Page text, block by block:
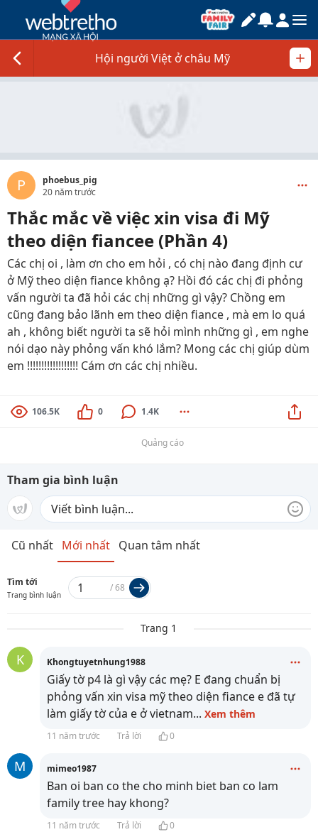
Hội người Việt ở châu Mỹ
P
phoebus_pig
20 năm trước
Thắc mắc về việc xin visa đi Mỹ
theo diện fiancee (Phần 4)
Các chị oi , làm ơn cho em hỏi , có chị nào đang định cư
ở Mỹ theo diện fiance không ạ? Hồi đó các chị đi phỏng
vấn người ta đã hỏi các chị những gì vậy? Chồng em
cũng đang bảo lãnh em theo diện fiance , mà em lo quá
ah , không biết người ta sẽ hỏi mình những gì , em nghe
nói dạo này phỏng vấn khó lắm? Mong các chị giúp dùm
em !!!!!!!!!!!!!!!!!! Cám ơn các chị nhiều.
106.5K 0 1.4K
Quảng cáo
Tham gia bình luận
Cũ nhất Mới nhất Quan tâm nhất
Tìm tới
Trang bình luận
/68
Trang 1
K Khongtuyetnhung1988
Giấy tờ p4 là gì vậy các mẹ? E đang chuẩn bị
phỏng vấn xin visa mỹ theo diện fiance e đã tự
làm giấy tờ của e ở vietnam... Xem thêm
11 năm trước Trả lời 0
M mimeo1987
Ban oi ban co the cho minh biet ban co lam
family tree hay khong?
11 năm trước Trả lời 0